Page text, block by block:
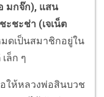
มกจ๊ก), แสน
ะชะช่า (เจเน็ต
ดเป็นสมาชิกอยู่ใน
ล็ก ๆ
ห้หลวงพ่อสินบวช